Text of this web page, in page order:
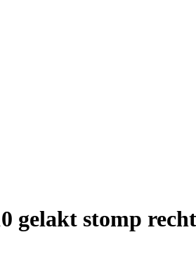
stomp